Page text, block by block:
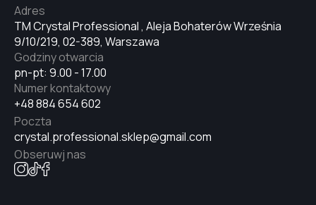
#Milk
#White
#Ivory
TM Crystal Professional , Aleja Bohaterów Września
9/10/219, 02-389, Warszawa
Adres
pn-pt: 9.00 - 17.00
Godziny otwarcia
+48 884 654 602
Numer kontaktowy
crystal.professional.sklep@gmail.com
Poczta
Obseruwj nas